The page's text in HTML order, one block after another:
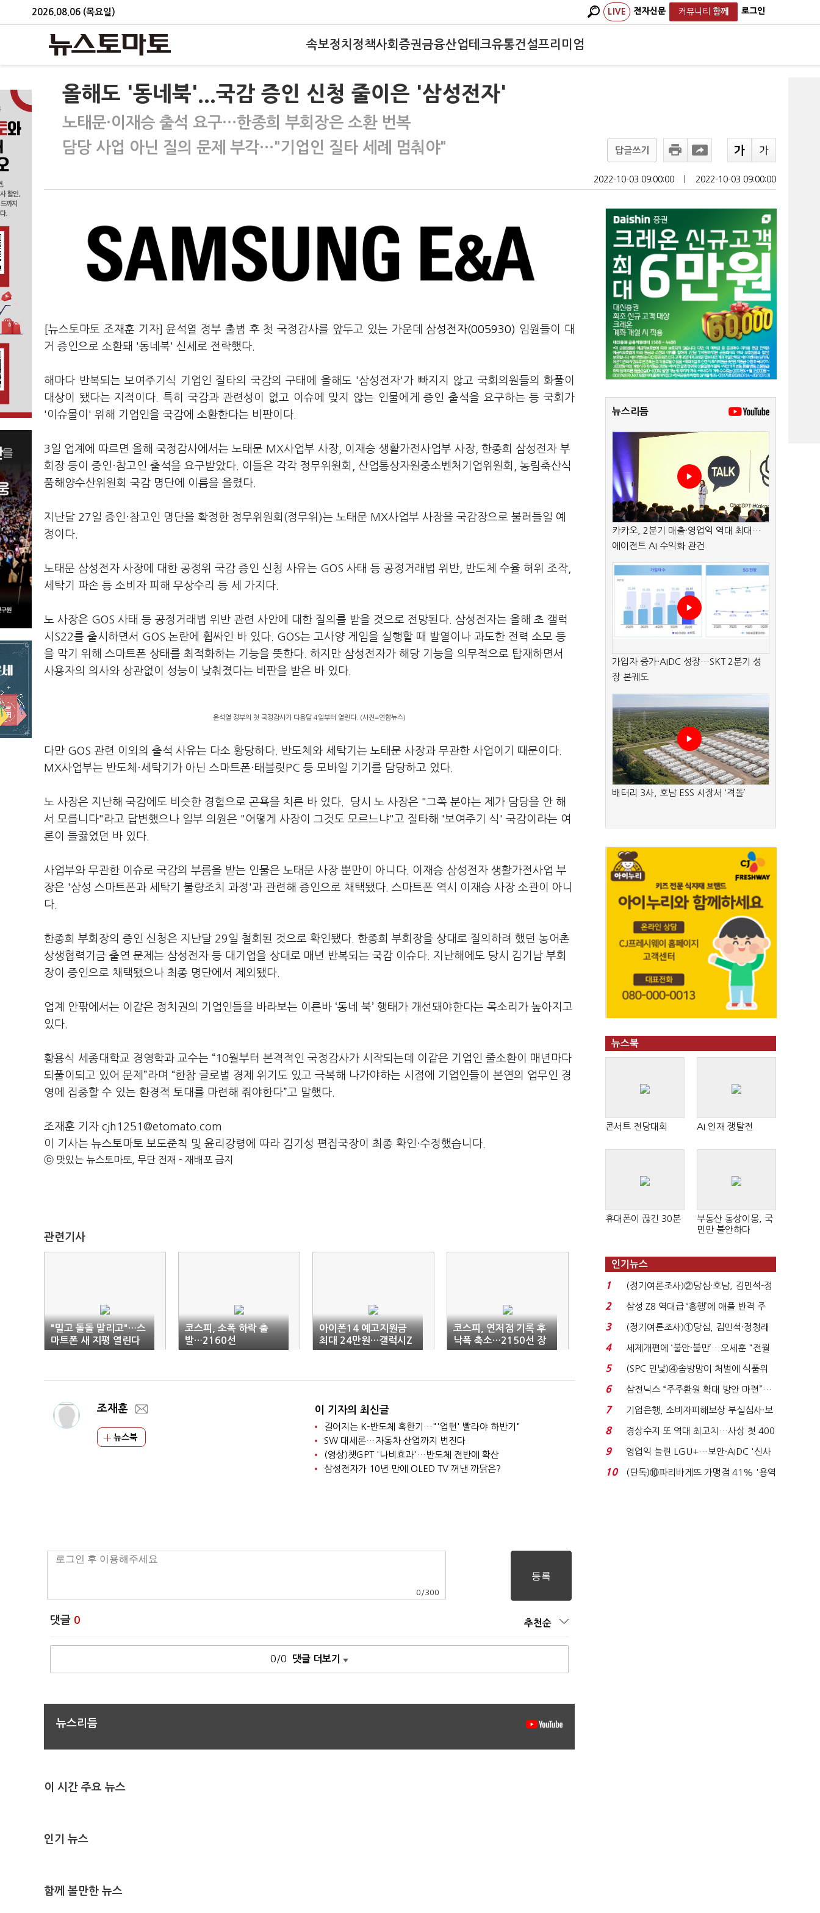
2026.08.06 (목요일) LIVE 전자신문 커뮤니티 함께 로그인
속보정치 정책사회 증권금융산업테크유통건설프리미엄
올해도 '동네북'...국감 증인 신청 줄이은 '삼성전자'
노태문·이재승 출석 요구…한종희 부회장은 소환 번복
담당 사업 아닌 질의 문제 부각…"기업인 질타 세례 멈춰야"
답글쓰기
2022-10-03 09:00:00 2022-10-03 09:00:00
[뉴스토마토 조재훈 기자] 윤석열 정부 출범 후 첫 국정감사를 앞두고 있는 가운데 삼성전자(005930) 임원들이 대
거 증인으로 소환돼 '동네북' 신세로 전락했다.
해마다 반복되는 보여주기식 기업인 질타의 국감의 구태에 올해도 '삼성전자'가 빠지지 않고 국회의원들의 화풀이
대상이 됐다는 지적이다. 특히 국감과 관련성이 없고 이슈에 맞지 않는 인물에게 증인 출석을 요구하는 등 국회가
'이슈몰이' 위해 기업인을 국감에 소환한다는 비판이다.
3일 업계에 따르면 올해 국정감사에서는 노태문 MX사업부 사장, 이재승 생활가전사업부 사장, 한종희 삼성전자 부
회장 등이 증인·참고인 출석을 요구받았다. 이들은 각각 정무위원회, 산업통상자원중소벤처기업위원회, 농림축산식
품해양수산위원회 국감 명단에 이름을 올렸다.
지난달 27일 증인·참고인 명단을 확정한 정무위원회(정무위)는 노태문 MX사업부 사장을 국감장으로 불러들일 예
정이다.
노태문 삼성전자 사장에 대한 공정위 국감 증인 신청 사유는 GOS 사태 등 공정거래법 위반, 반도체 수율 허위 조작,
세탁기 파손 등 소비자 피해 무상수리 등 세 가지다.
노 사장은 GOS 사태 등 공정거래법 위반 관련 사안에 대한 질의를 받을 것으로 전망된다. 삼성전자는 올해 초 갤럭
시S22를 출시하면서 GOS 논란에 휩싸인 바 있다. GOS는 고사양 게임을 실행할 때 발열이나 과도한 전력 소모 등
을 막기 위해 스마트폰 상태를 최적화하는 기능을 뜻한다. 하지만 삼성전자가 해당 기능을 의무적으로 탑재하면서
사용자의 의사와 상관없이 성능이 낮춰졌다는 비판을 받은 바 있다.
윤석열 정부의 첫 국정감사가 다음달 4일부터 열린다. (사진=연합뉴스)
다만 GOS 관련 이외의 출석 사유는 다소 황당하다. 반도체와 세탁기는 노태문 사장과 무관한 사업이기 때문이다.
MX사업부는 반도체·세탁기가 아닌 스마트폰·태블릿PC 등 모바일 기기를 담당하고 있다.
노 사장은 지난해 국감에도 비슷한 경험으로 곤욕을 치른 바 있다. 당시 노 사장은 "그쪽 분야는 제가 담당을 안 해
서 모릅니다"라고 답변했으나 일부 의원은 "어떻게 사장이 그것도 모르느냐"고 질타해 '보여주기 식' 국감이라는 여
론이 들끓었던 바 있다.
사업부와 무관한 이슈로 국감의 부름을 받는 인물은 노태문 사장 뿐만이 아니다. 이재승 삼성전자 생활가전사업 부
장은 '삼성 스마트폰과 세탁기 불량조치 과정'과 관련해 증인으로 채택됐다. 스마트폰 역시 이재승 사장 소관이 아니
다.
한종희 부회장의 증인 신청은 지난달 29일 철회된 것으로 확인됐다. 한종희 부회장을 상대로 질의하려 했던 농어촌
상생협력기금 출연 문제는 삼성전자 등 대기업을 상대로 매년 반복되는 국감 이슈다. 지난해에도 당시 김기남 부회
장이 증인으로 채택됐으나 최종 명단에서 제외됐다.
업계 안팎에서는 이같은 정치권의 기업인들을 바라보는 이른바 ‘동네 북’ 행태가 개선돼야한다는 목소리가 높아지고
있다.
황용식 세종대학교 경영학과 교수는 “10월부터 본격적인 국정감사가 시작되는데 이같은 기업인 줄소환이 매년마다
되풀이되고 있어 문제”라며 “한참 글로벌 경제 위기도 있고 극복해 나가야하는 시점에 기업인들이 본연의 업무인 경
영에 집중할 수 있는 환경적 토대를 마련해 줘야한다”고 말했다.
조재훈 기자 cjh1251@etomato.com
이 기사는 뉴스토마토 보도준칙 및 윤리강령에 따라 김기성 편집국장이 최종 확인·수정했습니다.
ⓒ 맛있는 뉴스토마토, 무단 전재 - 재배포 금지
관련기사
"밀고 돌돌 말리고"…스
마트폰 새 지평 열린다
코스피, 소폭 하락 출
발…2160선
아이폰14 예고지원금
최대 24만원…갤럭시Z
플립4 대비 '쥐꼬리'
코스피, 연저점 기록 후
낙폭 축소…2150선 장
마감
조재훈
뉴스북
이 기자의 최신글
길어지는 K-반도체 혹한기…"'업턴' 빨라야 하반기"
SW 대세론…자동차 산업까지 번진다
(영상)챗GPT '나비효과'…반도체 전반에 확산
삼성전자가 10년 만에 OLED TV 꺼낸 까닭은?
0 /300
댓글 0 추천순
0/0 댓글 더보기
뉴스리듬
이 시간 주요 뉴스
인기 뉴스
함께 볼만한 뉴스
뉴스리듬
카카오, 2분기 매출·영업익 역대 최대…
에이전트 AI 수익화 관건
가입자 증가·AIDC 성장…SKT 2분기 성
장 본궤도
배터리 3사, 호남 ESS 시장서 ‘격돌’
뉴스북
콘서트 전당대회 AI 인재 쟁탈전
휴대폰이 끊긴 30분
부동산 동상이몽, 국
민만 불안하다
인기뉴스
1
(정기여론조사)②당심·호남, 김민석-정
청래 '초접전'...
2
삼성 Z8 역대급 ‘흥행’에 애플 반격 주
목…9월 ‘폴...
3
(정기여론조사)①당심, 김민석·정청래
'초접전'…대통령 ...
4
세제개편에 ‘불안·불만’…오세훈 "전월
세 구하기 더 ...
5
(SPC 민낯)④솜방망이 처벌에 식품위
생법 위반 반복...
6
삼전닉스 “주주환원 확대 방안 마련”…
로이터에 성명...
7
기업은행, 소비자피해보상 부실심사·보
이스피싱 공시 ...
8
경상수지 또 역대 최고치…사상 첫 400
억달러에 '3% 성...
9
영업익 늘린 LGU+…보안·AIDC '신사
업 드라이브'...
10
(단독)⑩파리바게뜨 가맹점 41% '용역